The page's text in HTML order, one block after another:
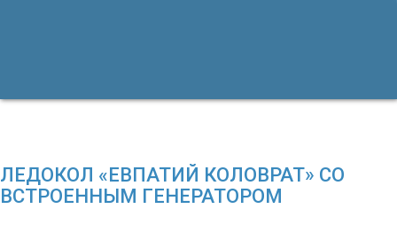
ЛЕДОКОЛ «ЕВПАТИЙ КОЛОВРАТ» СО
ВСТРОЕННЫМ ГЕНЕРАТОРОМ